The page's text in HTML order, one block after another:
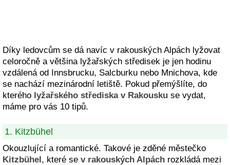
Díky ledovcům se dá navíc v rakouských Alpách lyžovat
celoročně a většina lyžařských středisek je jen hodinu
vzdálená od Innsbrucku, Salcburku nebo Mnichova, kde
se nachází mezinárodní letiště. Pokud přemýšlíte, do
kterého lyžařského střediska v Rakousku se vydat,
máme pro vás 10 tipů.
1. Kitzbühel
Okouzlující a romantické. Takové je zděné městečko
Kitzbühel, které se v rakouských Alpách rozkládá mezi